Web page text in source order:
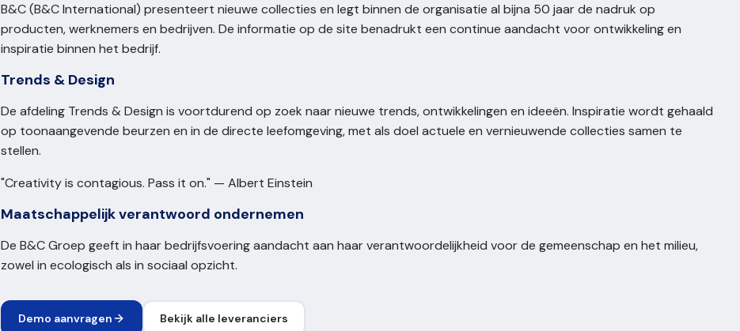
B&C (B&C International) presenteert nieuwe collecties en legt binnen de organisatie al bijna 50 jaar de nadruk op
producten, werknemers en bedrijven. De informatie op de site benadrukt een continue aandacht voor ontwikkeling en
inspiratie binnen het bedrijf.
Trends & Design
De afdeling Trends & Design is voortdurend op zoek naar nieuwe trends, ontwikkelingen en ideeën. Inspiratie wordt gehaald
op toonaangevende beurzen en in de directe leefomgeving, met als doel actuele en vernieuwende collecties samen te
stellen.
"Creativity is contagious. Pass it on." — Albert Einstein
Maatschappelijk verantwoord ondernemen
De B&C Groep geeft in haar bedrijfsvoering aandacht aan haar verantwoordelijkheid voor de gemeenschap en het milieu,
zowel in ecologisch als in sociaal opzicht.
Demo aanvragen Bekijk alle leveranciers